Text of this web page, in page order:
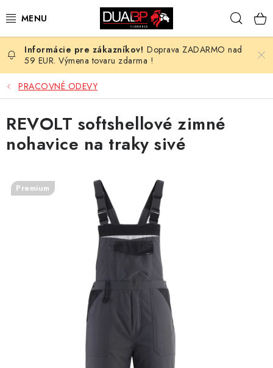
na
NOVÉ
PRACOVNÉ ODEVY
OBUV
HOTEL A SLUŽBY
ZDRAVOTNÍCTVO
OCHRANNÉ POMÔCKY
Doprava, platba a zľavy
Potlač lôg
Doprava ZADARMO nad
59 EUR. Výmena tovaru zdarma !
PRACOVNÉ ODEVY
REVOLT softshellové zimné
nohavice na traky sivé
Premium